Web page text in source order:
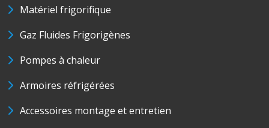
Matériel frigorifique
Gaz Fluides Frigorigènes
Pompes à chaleur
Armoires réfrigérées
Accessoires montage et entretien